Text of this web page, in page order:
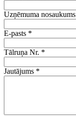
Uzņēmuma nosaukums
E-pasts *
Tālruņa Nr. *
Jautājums *